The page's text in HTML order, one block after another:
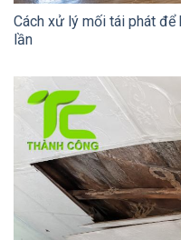
Cách xử lý mối tái phát
lần